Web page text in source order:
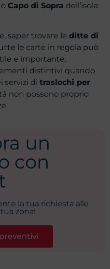
Capo di Sopra dell’isola
saper trovare le ditte di
le carte in regola può
e importante.
distintivi quando
servizi di traslochi per
non possono proprio
un
con
la tua richiesta alle
zona!